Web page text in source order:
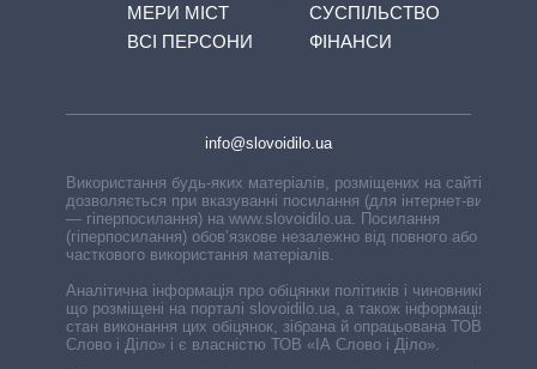
МЕРИ МІСТ
ВСІ ПЕРСОНИ
СУСПІЛЬСТВО
ФІНАНСИ
info@slovoidilo.ua
Використання будь-яких матеріалів, розміщених на сайті,
дозволяється при вказуванні посилання (для інтернет-видань
— гіперпосилання) на www.slovoidilo.ua. Посилання
(гіперпосилання) обов’язкове незалежно від повного або
часткового використання матеріалів.
Аналітична інформація про обіцянки політиків і чиновників,
що розміщені на порталі slovoidilo.ua, а також інформація про
стан виконання цих обіцянок, зібрана й опрацьована ТОВ «ІА
Слово і Діло» і є власністю ТОВ «ІА Слово і Діло».